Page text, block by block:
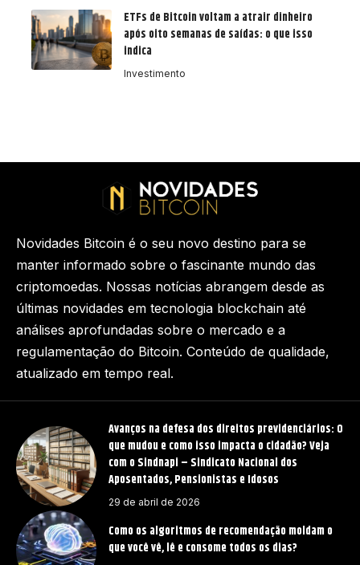
ETFs de Bitcoin voltam a atrair dinheiro
após oito semanas de saídas: o que isso
indica
Investimento
Avanços na defesa dos direitos previdenciários: O
que mudou e como isso impacta o cidadão? Veja
com o Sindnapi – Sindicato Nacional dos
Aposentados, Pensionistas e Idosos
29 de abril de 2026
Como os algoritmos de recomendação moldam o
que você vê, lê e consome todos os dias?
Novidades Bitcoin é o seu novo destino para se
manter informado sobre o fascinante mundo das
criptomoedas. Nossas notícias abrangem desde as
últimas novidades em tecnologia blockchain até
análises aprofundadas sobre o mercado e a
regulamentação do Bitcoin. Conteúdo de qualidade,
atualizado em tempo real.